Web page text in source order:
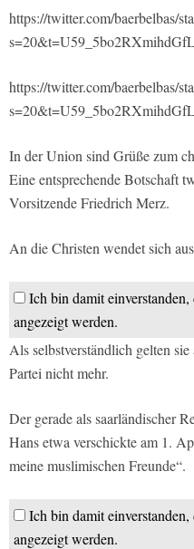
https://twitter.com/baerbelbas/
https://twitter.com/baerbelbas/
In der Union sind Grüße zum
Eine entsprechende Botschaft
Vorsitzende Friedrich Merz.
An die Christen wendet sich
Ich bin damit
angezeigt werden.
Als selbstverständlich gelten
Partei nicht mehr.
Der gerade als saarländischer
Hans etwa verschickte am 1.
meine muslimischen Freunde“.
Ich bin damit
angezeigt werden.